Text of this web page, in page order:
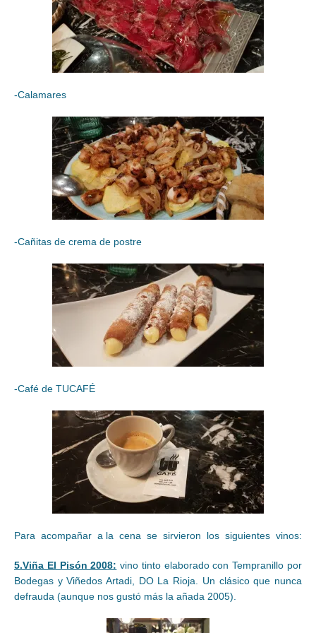
-Calamares
-Cañitas de crema de postre
-Café de TUCAFÉ
Para acompañar a la cena se sirvieron los siguientes vinos:
5.Viña El Pisón 2008: vino tinto elaborado con Tempranillo por
Bodegas y Viñedos Artadi, DO La Rioja. Un clásico que nunca
defrauda (aunque nos gustó más la añada 2005).